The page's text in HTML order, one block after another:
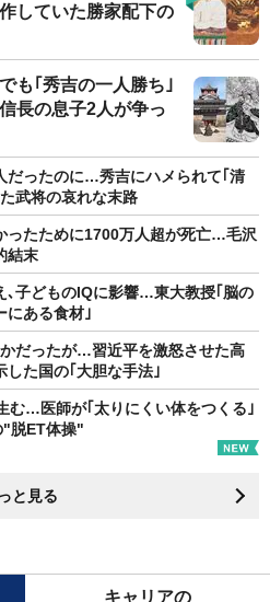
していた勝家配下の
も｢秀吉の一人勝ち｣
長の息子2人が争っ
だったのに…秀吉にハメられて｢清
武将の哀れな末路
ったために1700万人超が死亡…毛沢
結末
､子どものIQに影響…東大教授｢脳の
にある食材｣
だったが…習近平を激怒させた高
した国の｢大胆な手法｣
む…医師が｢太りにくい体をつくる｣
"脱ET体操"
と見る
キャリアの